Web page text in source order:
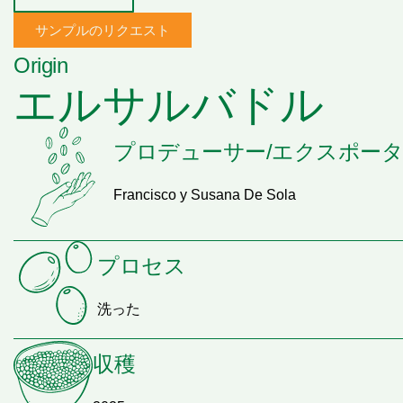
サンプルのリクエスト
Origin
エルサルバドル
プロデューサー/エクスポー
Francisco y Susana De Sola
プロセス
洗った
収穫